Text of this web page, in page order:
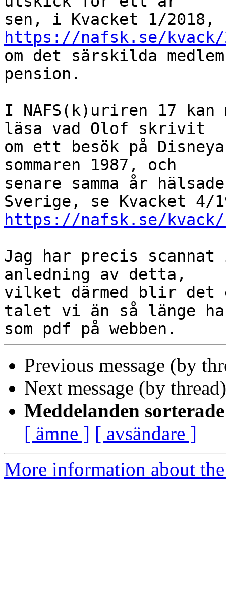
https://nafsk.se/kvack/
om det särskilda
pension.
I NAFS(k)uriren 17 kan
läsa vad Olof skrivit
om ett besök på
sommaren 1987, och
senare samma år
https://nafsk.se/kvack/
Jag har precis scannat
anledning av detta,
vilket därmed blir det
talet vi än så länge
Previous message (by
Next message (by
Meddelanden
[ ämne ] [ avsändare ]
More information about